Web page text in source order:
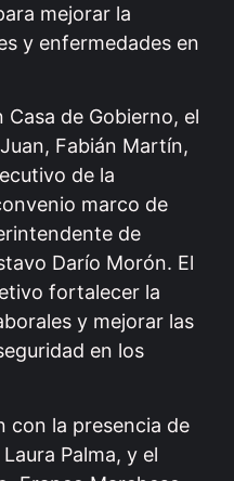
mejorar la
y enfermedades en
de Gobierno, el
Fabián Martín,
de la
marco de
de
Darío Morón. El
fortalecer la
y mejorar las
en los
con la presencia de
Palma, y el